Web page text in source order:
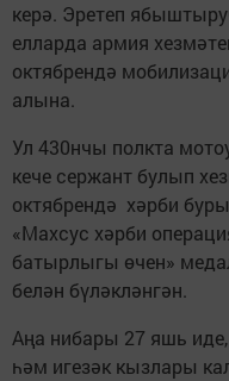
керә. Эретеп
елларда армия
октябрендә
алына.
Ул 430нчы полкта
кече сержант булып
октябрендә хәрби
«Махсус хәрби
батырлыгы өчен»
белән бүләкләнгән.
Аңа нибары 27 яшь
һәм игезәк кызлары